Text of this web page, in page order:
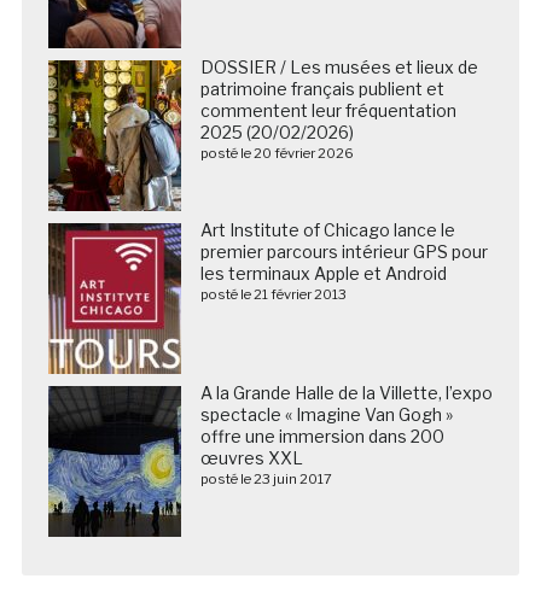
DOSSIER / Les musées et lieux de
patrimoine français publient et
commentent leur fréquentation
2025 (20/02/2026)
posté le 20 février 2026
Art Institute of Chicago lance le
premier parcours intérieur GPS pour
les terminaux Apple et Android
posté le 21 février 2013
A la Grande Halle de la Villette, l’expo
spectacle « Imagine Van Gogh »
offre une immersion dans 200
œuvres XXL
posté le 23 juin 2017